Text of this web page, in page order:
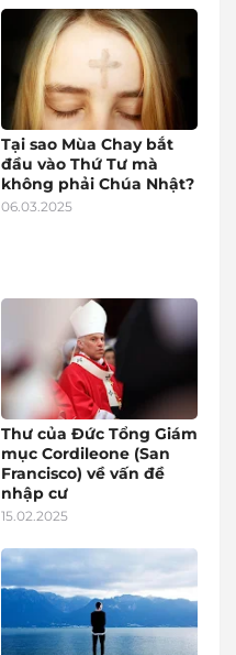
Tại sao Mùa Chay bắt
đầu vào Thứ Tư mà
không phải Chúa Nhật?
06.03.2025
Thư của Đức Tổng Giám
mục Cordileone (San
Francisco) về vấn đề
nhập cư
15.02.2025